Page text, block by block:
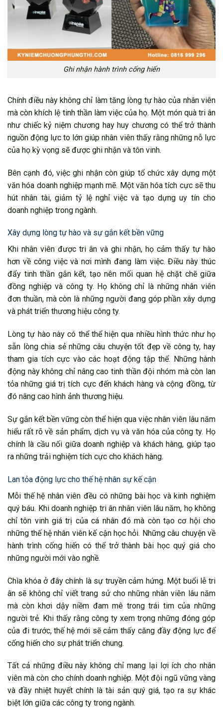
Ghi nhận hành trình cống hiến
Chính điều này không chỉ làm tăng lòng tự hào của nhân viên
mà còn khích lệ tinh thần làm việc của họ. Một món quà tri ân
như chiếc kỷ niệm chương hay huy chương có thể trở thành
nguồn động lực to lớn giúp nhân viên thấy rằng những nỗ lực
của họ kỳ vọng sẽ được ghi nhận và tôn vinh.
Bên cạnh đó, việc ghi nhận còn giúp tổ chức xây dựng một
văn hóa doanh nghiệp mạnh mẽ. Một văn hóa tích cực sẽ thu
hút nhân tài, giảm tỷ lệ nghỉ việc và tạo dựng uy tín cho
doanh nghiệp trong ngành.
Xây dựng lòng tự hào và sự gắn kết bền vững
Khi nhân viên được tri ân và ghi nhận, họ cảm thấy tự hào
hơn về công việc và nơi mình đang làm việc. Điều này thúc
đẩy tinh thần gắn kết, tạo nên mối quan hệ chặt chẽ giữa
đồng nghiệp và công ty. Họ không chỉ là những nhân viên
đơn thuần, mà còn là những người đang góp phần xây dựng
và phát triển thương hiệu công ty.
Lòng tự hào này có thể thể hiện qua nhiều hình thức như họ
sẵn lòng chia sẻ những câu chuyện tốt đẹp về công ty, hay
tham gia tích cực vào các hoạt động tập thể. Những hành
động này không chỉ nâng cao tinh thần đội nhóm mà còn lan
tỏa những giá trị tích cực đến khách hàng và cộng đồng, từ
đó nâng cao hình ảnh thương hiệu.
Sự gắn kết bền vững còn thể hiện qua việc nhân viên lâu năm
hiểu rất rõ về sản phẩm, dịch vụ và văn hóa của công ty. Họ
chính là cầu nối giữa doanh nghiệp và khách hàng, giúp tạo
ra những trải nghiệm tích cực cho khách hàng.
Lan tỏa động lực cho thế hệ nhân sự kế cận
Mỗi thế hệ nhân viên đều có những bài học và kinh nghiệm
quý báu. Khi doanh nghiệp tri ân nhân viên lâu năm, họ không
chỉ tôn vinh giá trị của cá nhân đó mà còn tạo cơ hội cho
những thế hệ nhân viên kế cận học hỏi. Những câu chuyện về
hành trình cống hiến có thể trở thành bài học quý giá cho
những người mới vào nghề.
Chìa khóa ở đây chính là sự truyền cảm hứng. Một buổi lễ tri
ân sẽ không chỉ viết trang sử cho những nhân viên lâu năm
mà còn khơi dậy niềm đam mê trong trái tim của những
người trẻ. Khi thấy rằng công ty xem trọng những đóng góp
của đi trước, thế hệ mới sẽ cảm thấy căng đầy động lực để
cống hiến cho sự phát triển chung.
Tất cả những điều này không chỉ mang lại lợi ích cho nhân
viên mà còn cho chính doanh nghiệp. Một đội ngũ vững vàng
và đầy nhiệt huyết chính là tài sản quý giá, tạo ra sự khác
biệt lớn giữa các công ty trong ngành.